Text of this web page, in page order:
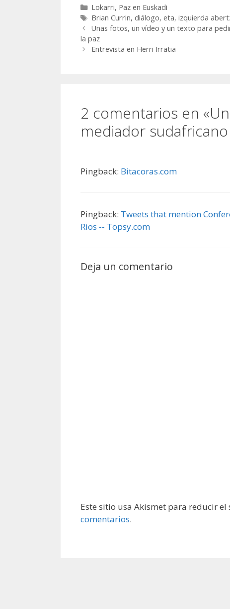
Categorías
Lokarri, Paz en Euskadi
Etiquetas
Brian Currin, diálogo, eta, izquierda
Unas fotos, un vídeo y un texto para
la paz
Entrevista en Herri Irratia
2 comentarios en
mediador
Pingback: Bitacoras.com
Pingback: Tweets that mention
Rios -- Topsy.com
Deja un comentario
Este sitio usa Akismet para reducir el
comentarios.